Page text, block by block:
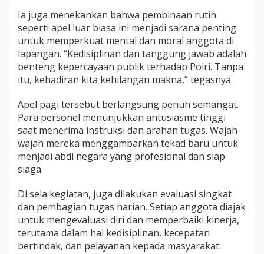
s
i
a
g
a
a
n
n
g
g
o
t
a
P
r
e
s
S
a
w
Ia juga menekankan bahwa pembinaan rutin
seperti apel luar biasa ini menjadi sarana penting
untuk memperkuat mental dan moral anggota di
lapangan. “Kedisiplinan dan tanggung jawab adalah
benteng kepercayaan publik terhadap Polri. Tanpa
itu, kehadiran kita kehilangan makna,” tegasnya.
Apel pagi tersebut berlangsung penuh semangat.
Para personel menunjukkan antusiasme tinggi
saat menerima instruksi dan arahan tugas. Wajah-
wajah mereka menggambarkan tekad baru untuk
menjadi abdi negara yang profesional dan siap
siaga.
Di sela kegiatan, juga dilakukan evaluasi singkat
dan pembagian tugas harian. Setiap anggota diajak
untuk mengevaluasi diri dan memperbaiki kinerja,
terutama dalam hal kedisiplinan, kecepatan
bertindak, dan pelayanan kepada masyarakat.